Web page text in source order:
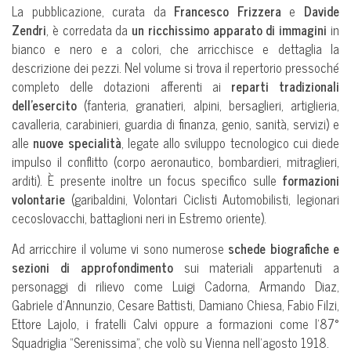
La pubblicazione, curata da Francesco Frizzera e Davide
Zendri, è corredata da un ricchissimo apparato di immagini in
bianco e nero e a colori, che arricchisce e dettaglia la
descrizione dei pezzi. Nel volume si trova il repertorio pressoché
completo delle dotazioni afferenti ai reparti tradizionali
dell’esercito (fanteria, granatieri, alpini, bersaglieri, artiglieria,
cavalleria, carabinieri, guardia di finanza, genio, sanità, servizi) e
alle nuove specialità, legate allo sviluppo tecnologico cui diede
impulso il conflitto (corpo aeronautico, bombardieri, mitraglieri,
arditi). È presente inoltre un focus specifico sulle formazioni
volontarie (garibaldini, Volontari Ciclisti Automobilisti, legionari
cecoslovacchi, battaglioni neri in Estremo oriente).
Ad arricchire il volume vi sono numerose schede biografiche e
sezioni di approfondimentosui materiali appartenuti a
personaggi di rilievo come Luigi Cadorna, Armando Diaz,
Gabriele d’Annunzio, Cesare Battisti, Damiano Chiesa, Fabio Filzi,
Ettore Lajolo, i fratelli Calvi oppure a formazioni come l’87°
Squadriglia “Serenissima”, che volò su Vienna nell’agosto 1918.